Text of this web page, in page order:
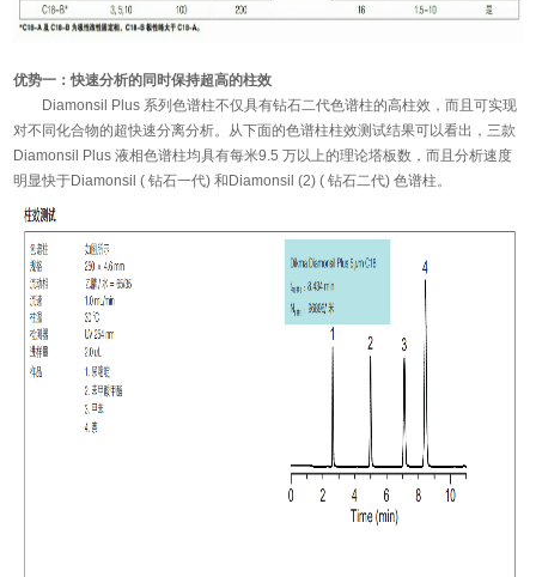
优势一：快速分析的同时保持超高的柱效
Diamonsil Plus 系列色谱柱不仅具有钻石二代色谱柱的高柱效，而且可实现
对不同化合物的超快速分离分析。从下面的色谱柱柱效测试结果可以看出，三款
Diamonsil Plus 液相色谱柱均具有每米9.5 万以上的理论塔板数，而且分析速度
明显快于Diamonsil ( 钻石一代) 和Diamonsil (2) ( 钻石二代) 色谱柱。